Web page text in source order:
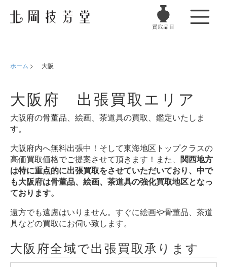
ホーム > 大阪
大阪府 出張買取エリア
大阪府の骨董品、絵画、茶道具の買取、鑑定いたしま
す。
大阪府内へ無料出張中！そして東海地区トップクラスの
高価買取価格でご提案させて頂きます！また、 関西地方
は特に重点的に出張買取をさせていただいており、中で
も大阪府は骨董品、絵画、茶道具の強化買取地区となっ
ております。
遠方でも遠慮はいりません。すぐに絵画や骨董品、茶道
具などの買取にお伺い致します。
大阪府全域で出張買取承ります